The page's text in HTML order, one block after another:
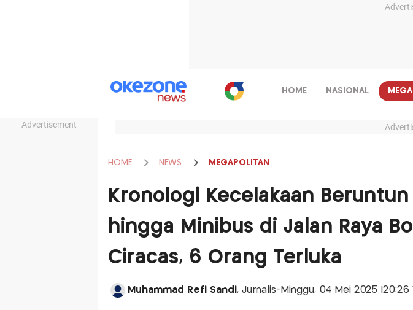
Advertisement
HOME NASIONAL
HOME NEWS MEGAPOLITAN
Kronologi Kecelakaan Beruntun
hingga Minibus di Jalan Raya
Ciracas, 6 Orang Terluka
Muhammad Refi Sandi, Jurnalis-Minggu, 04 Mei 2025 |20:26